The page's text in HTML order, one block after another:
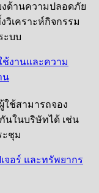
งด้านความปลอดภัย
วิเคราะห์กิจกรรม
ะบบ
ช้งานและความ
น
ใช้สามารถจอง
นในบริษัทได้ เช่น
ชุม
จอร์ และทรัพยากร